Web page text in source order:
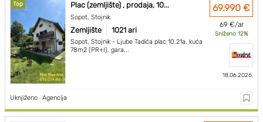
Top Plac (zemljište) , prodaja, 10...
Sopot, Stojnik
Zemljište 1021 ari
Sopot, Stojnik - Ljube Tadića plac 10.21a, kuća
78m2 (PR+I), gara...
69.990 €
69 €/ar
Sniženo 12%
18.06.2026.
Uknjiženo Agencija